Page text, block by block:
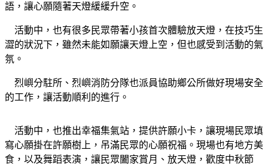
語，讓心願隨著天燈緩緩升空。
活動中，也有很多民眾帶著小孩首次體驗放天燈，在技巧生
澀的狀況下，雖然未能如願讓天燈上空，但也感受到活動的氣
氛。
烈嶼分駐所、烈嶼消防分隊也派員協助鄉公所做好現場安全
的工作，讓活動順利的進行。
活動中，也推出幸福集氣站，提供許願小卡，讓現場民眾填
寫心願掛在許願樹上，吊滿民眾的心願祝福。現場也有地方美
食，以及舞蹈表演，讓民眾闔家賞月、放天燈，歡度中秋節